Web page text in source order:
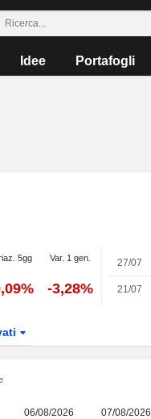
Idee Portafogli
5gg Var. 1 gen.
-3,28%
27/07
21/07
06/08/2026 07/08/2026